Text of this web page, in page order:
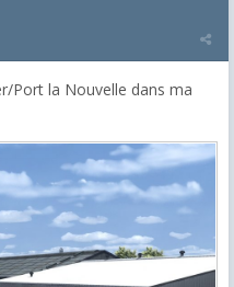
Port la Nouvelle dans ma